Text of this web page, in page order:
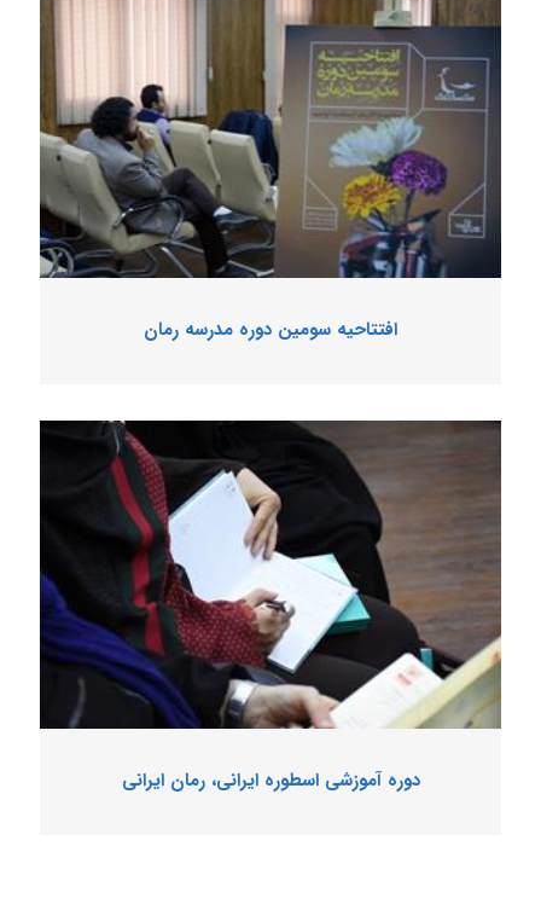
افتتاحیه سومین دوره مدرسه رمان
دوره آموزشی اسطوره ایرانی، رمان ایرانی